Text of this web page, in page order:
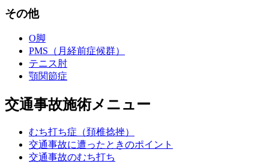
その他
O脚
PMS（月経前症候群）
テニス肘
顎関節症
交通事故施術メニュー
むち打ち症（頚椎捻挫）
交通事故に遭ったときのポイント
交通事故のむち打ち